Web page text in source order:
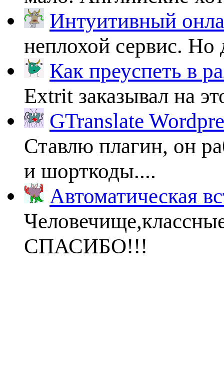
Интуитивный
неплохой сервис.
Как преуспеть в
Extrit заказывал на
GTranslate
Ставлю плагин, он
и шорткоды....
Автоматическая
СПАСИБО!!!